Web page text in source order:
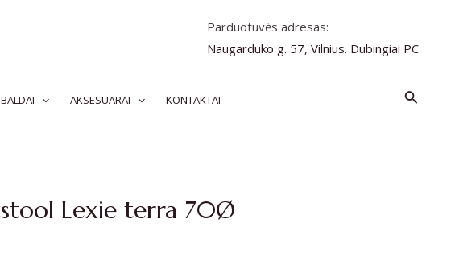
Parduotuvės adresas:
Naugarduko g. 57, Vilnius. Dubingiai PC
AKSESUARAI KONTAKTAI Paieška
Lexie terra 70Ø